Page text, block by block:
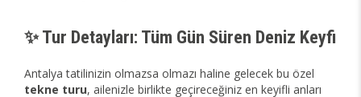
✨ Tur Detayları: Tüm Gün Süren Deniz Keyfi
Antalya tatilinizin olmazsa olmazı haline gelecek bu özel
tekne turu, ailenizle birlikte geçireceğiniz en keyifli anları